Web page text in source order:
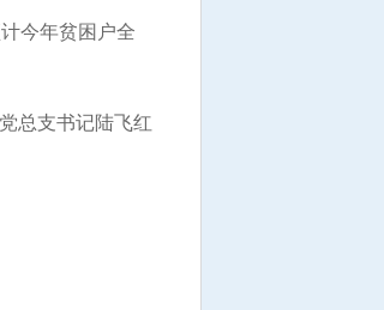
今年贫困户全
总支书记陆飞红